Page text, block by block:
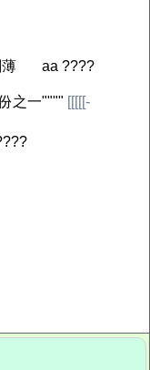
aa ????
之一"""" [[[[[-